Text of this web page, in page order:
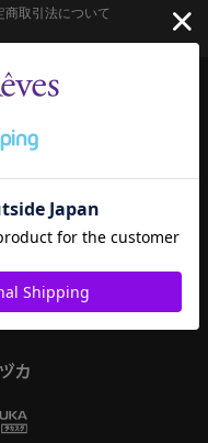
商取引法について